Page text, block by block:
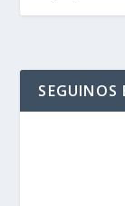
SEGUINOS